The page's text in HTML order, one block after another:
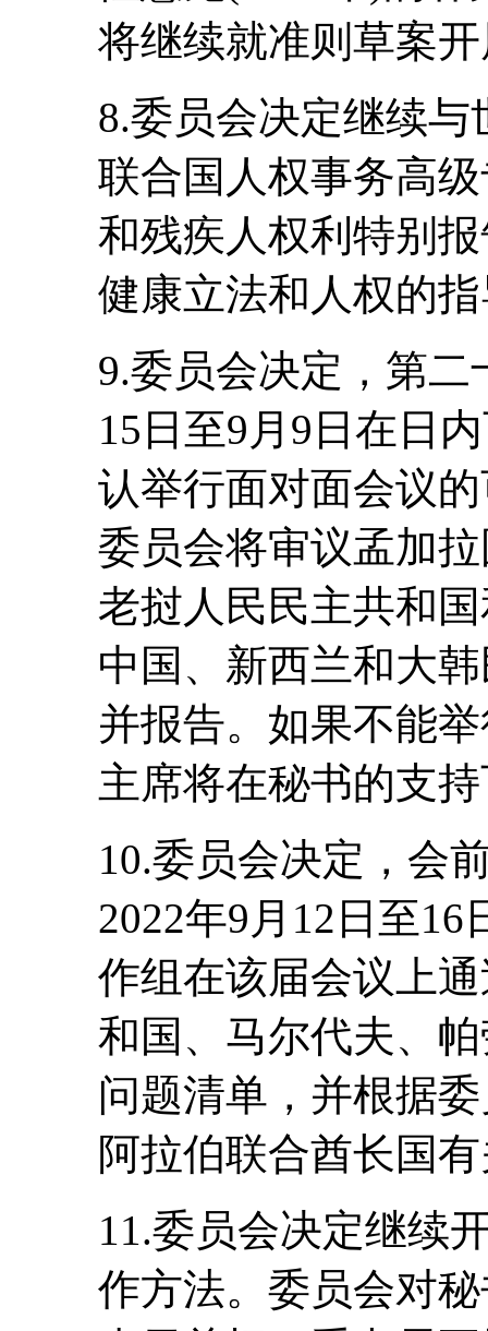
将继续就准则草案
8.委员会决定继续
联合国人权事务高
和残疾人权利特别
健康立法和人权的
9.委员会决定，第二
15日至9月9日在日
认举行面对面会议
委员会将审议孟加
老挝人民民主共和
中国、新西兰和大
并报告。如果不能
主席将在秘书的支
10.委员会决定，会
2022年9月12日至
作组在该届会议上
和国、马尔代夫、
问题清单，并根据
阿拉伯联合酋长国
11.委员会决定继续
作方法。委员会对